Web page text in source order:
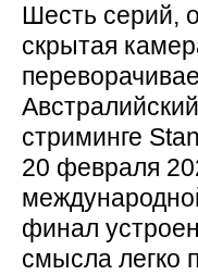
Шесть серий,
скрытая
стриминге
20 февраля
финал
смысла легко